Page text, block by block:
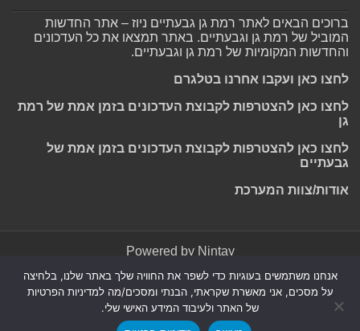
ברוכים הבאים לאתר רמת גן גבעתיים ניוז – אתר החדשות
המוביל של רמת גן וגבעתיים. באתר תמצאו את כל העדכונים
והחדשות המקומיות של רמת גן וגבעתיים.
לחצו כאן ועקבו אחרנו בטלגרם
לחצו כאן להצטרפות לקבוצת העדכונים בזמן אמת של רמת
גן
לחצו כאן להצטרפות לקבוצת העדכונים בזמן אמת של
גבעתיים
אודות/צוות המערכת
Powered by Nintay
© כל הזכויות שמורות 2026, רמת גן גבעתיים ניוז. הצהרת נגישות
חדשות בת ים-חולון| חדשות רמת גן-גבעתיים|חדשות בקעת אונו
תקנון אתר ומדיניות פרטיות
אנחנו משתמשים בעוגיות כדי לשפר את החוויה שלך באתר שלנו, בלחיצה
על מסכים, אני מאשרת שקראתי, הבנתי ומסכים/מה למדיניות הפרטיות
של האתר ולעיבוד המידע האישי שלי.